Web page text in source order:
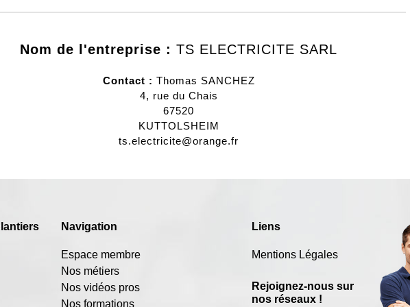
Nom de l'entreprise : TS ELECTRICITE SARL
Contact : Thomas SANCHEZ
4, rue du Chais
67520
KUTTOLSHEIM
ts.electricite@orange.fr
Navigation
Espace membre
Nos métiers
Nos vidéos pros
Nos formations
Liens
Mentions Légales
Rejoignez-nous sur
nos réseaux !